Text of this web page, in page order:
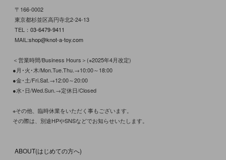
〒166-0002
東京都杉並区高円寺北2-24-13
TEL： 03-6479-9411
MAIL:shop@knot-a-toy.com
＜営業時間/Business Hours＞(※2025年4月改定)
●月･火･木/Mon.Tue.Thu.→10:00～18:00
●金･土/Fri.Sat.→12:00～20:00
●水･日/Wed.Sun.→定休日/Closed
※その他、臨時休業をいただく事もございます。
その際は、別途HPやSNSなどでお知らせいたします。
ABOUT(はじめての方へ)